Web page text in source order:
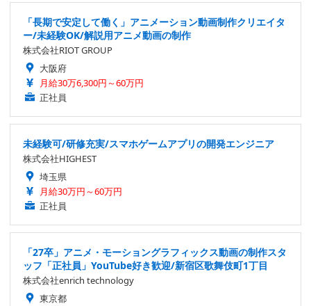
「長期で安定して働く」アニメーション動画制作クリエイタ
ー/未経験OK/解説用アニメ動画の制作
株式会社RIOT GROUP
大阪府
月給30万6,300円～60万円
正社員
未経験可/研修充実/スマホゲームアプリの開発エンジニア
株式会社HIGHEST
埼玉県
月給30万円～60万円
正社員
「27卒」アニメ・モーショングラフィックス動画の制作スタ
ッフ「正社員」YouTube好き歓迎/新宿区歌舞伎町1丁目
株式会社enrich technology
東京都